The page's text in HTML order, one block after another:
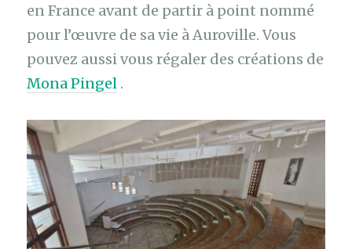
en France avant de partir à point nommé
pour l’œuvre de sa vie à Auroville. Vous
pouvez aussi vous régaler des créations de
Mona Pingel .